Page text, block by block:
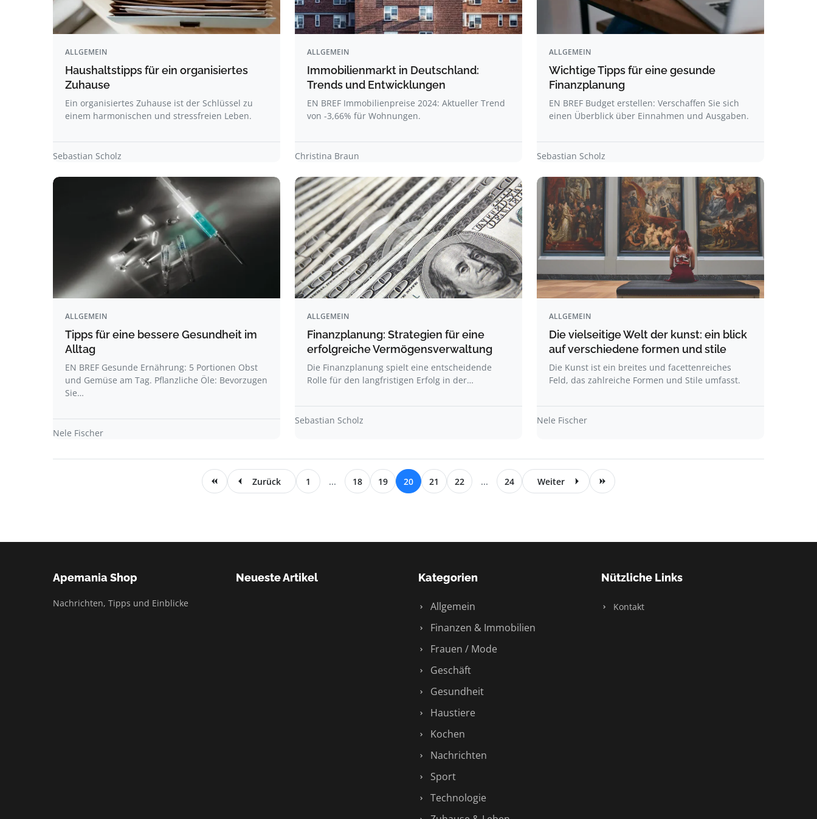
ALLGEMEIN
Haushaltstipps für ein organisiertes
Zuhause
Ein organisiertes Zuhause ist der Schlüssel zu
einem harmonischen und stressfreien Leben.
Sebastian Scholz
ALLGEMEIN
Immobilienmarkt in Deutschland:
Trends und Entwicklungen
EN BREF Immobilienpreise 2024: Aktueller Trend
von -3,66% für Wohnungen.
Christina Braun
ALLGEMEIN
Wichtige Tipps für eine gesunde
Finanzplanung
EN BREF Budget erstellen: Verschaffen Sie sich
einen Überblick über Einnahmen und Ausgaben.
Sebastian Scholz
ALLGEMEIN
Tipps für eine bessere Gesundheit im
Alltag
EN BREF Gesunde Ernährung: 5 Portionen Obst
und Gemüse am Tag. Pflanzliche Öle: Bevorzugen
Sie…
Nele Fischer
ALLGEMEIN
Finanzplanung: Strategien für eine
erfolgreiche Vermögensverwaltung
Die Finanzplanung spielt eine entscheidende
Rolle für den langfristigen Erfolg in der…
Sebastian Scholz
ALLGEMEIN
Die vielseitige Welt der kunst: ein blick
auf verschiedene formen und stile
Die Kunst ist ein breites und facettenreiches
Feld, das zahlreiche Formen und Stile umfasst.
Nele Fischer
Zurück 1 ... 18 19 20 21 22 ... 24 Weiter
Apemania Shop
Nachrichten, Tipps und Einblicke
Neueste Artikel Kategorien
Allgemein
Finanzen & Immobilien
Frauen / Mode
Geschäft
Gesundheit
Haustiere
Kochen
Nachrichten
Sport
Technologie
Nützliche Links
Kontakt